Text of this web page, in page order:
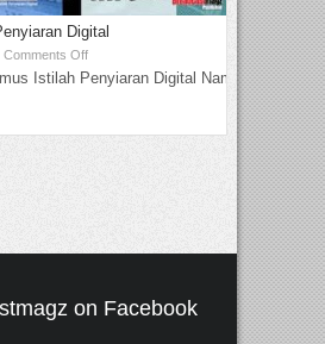
Digital
Comments Off
Istilah Penyiaran Digital Nama
on Facebook